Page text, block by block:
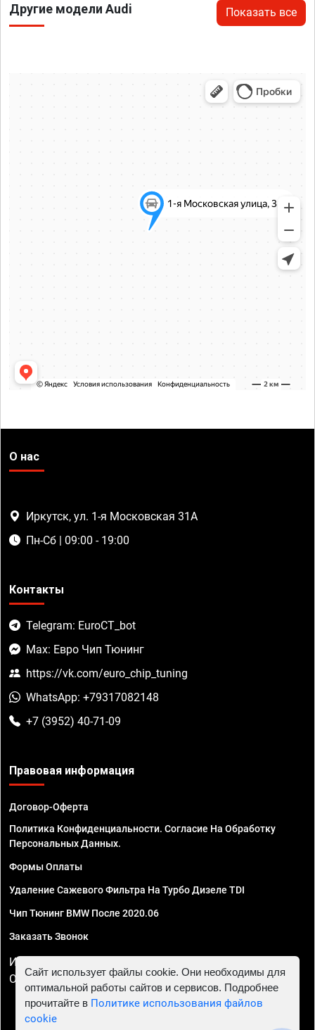
Другие модели Audi Показать все
О нас
Иркутск, ул. 1-я Московская 31А
Пн-Сб | 09:00 - 19:00
Контакты
Telegram: EuroCT_bot
Max: Евро Чип Тюнинг
https://vk.com/euro_chip_tuning
WhatsApp: +79317082148
+7 (3952) 40-71-09
Правовая информация
Договор-Оферта
Политика Конфиденциальности. Согласие На Обработку
Персональных Данных.
Формы Оплаты
Удаление Сажевого Фильтра На Турбо Дизеле TDI
Чип Тюнинг BMW После 2020.06
Заказать Звонок
ИП Смирнов Георгий Павлович. ИНН 781302555843,
ОГРНИП 324470400032610
Сайт использует файлы cookie. Они необходимы для
оптимальной работы сайтов и сервисов. Подробнее
прочитайте в Политике использования файлов
cookie